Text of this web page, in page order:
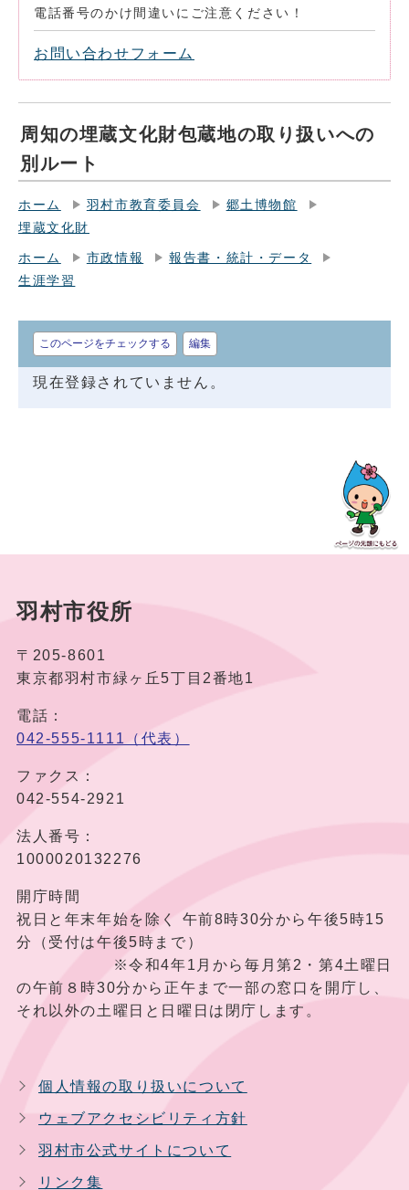
電話番号のかけ間違いにご注意ください！
お問い合わせフォーム
周知の埋蔵文化財包蔵地の取り扱いへの
別ルート
ホーム 羽村市教育委員会
郷土博物館
埋蔵文化財
ホーム 市政情報
報告書・統計・データ
生涯学習
このページをチェックする 編集
現在登録されていません。
羽村市役所
〒205-8601
東京都羽村市緑ヶ丘5丁目2番地1
電話：
042-555-1111（代表）
ファクス：
042-554-2921
法人番号：
1000020132276
開庁時間
祝日と年末年始を除く 午前8時30分から午後5時15
分（受付は午後5時まで）
※令和4年1月から毎月第2・第4土曜日
の午前８時30分から正午まで一部の窓口を開庁し、
それ以外の土曜日と日曜日は閉庁します。
個人情報の取り扱いについて
ウェブアクセシビリティ方針
羽村市公式サイトについて
リンク集